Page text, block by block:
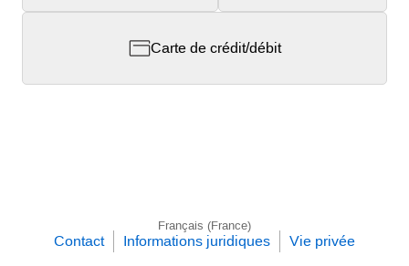
Carte de crédit/débit
Français (France)
Contact Informations juridiques Vie privée